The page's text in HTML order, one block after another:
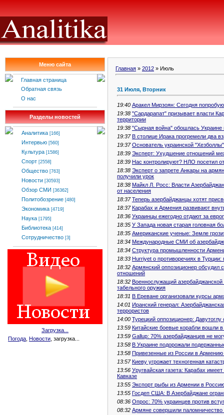
Меню сайта
Главная страница
Обратная связь
О нас
Разделы новостей
Аналитика [166]
Интервью [560]
Культура [1586]
Спорт [2558]
Общество [763]
Новости [30593]
Обзор СМИ [36362]
Политобозрение [480]
Экономика [4719]
Наука [1795]
Библиотека [414]
Сотрудничество [3]
Загрузка...
Погода Новости , загрузка...
Главная » 2012 » Июль
31 Июля, Вторник
19:40 Аракел Мирзоян: Сегодня
19:38 "Сардарапат" призывает власти
территории
19:38 "Сырная война" обошлась Украине
19:37 В столице Ирака прогремели два
19:37 Основатель украинской
18:39 Эксперт: Ухудшение отношений
18:39 Нас контролируют? НЛО посетил
18:38 Эксперт о запрете Анкары на
получили урок
18:38 Майкл Л. Росс: Власти
от населения
18:37 Теперь азербайджанцы хотят
18:37 Карабах и Армения развивают
18:36 Украинцы ежегодно отдают за
18:35 У Запада новая старая головная
18:35 Американские ученые: Земле
18:34 Международные СМИ об
18:34 Структура промышленности
18:33 Hurriyet о противоречиях в
18:32 Армянский оппозиционер обсудил
отношений
18:32 Военнослужащий азербайджанской
табельного оружия
18:31 В Ереване организовали курсы
14:01 Иранский генерал:
террористов
14:00 Турецкий оппозиционер: Давутоглу
13:59 Китайские боевые корабли вошли
13:59 Gallup: 70% азербайджанцев не
13:58 В Украине подорожали
13:58 Привезенные из России в
13:57 Киеву угрожает техногенная
13:56 Уругвайская газета: Карабах
Кавказе
13:55 Экспорт рыбы из Армении в
13:55 Госдеп США: В Азербайджане
08:36 Опрос: 70% украинцев против
08:32 Армяне совершили паломничество